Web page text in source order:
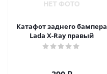
Катафот заднего бампера
Lada X-Ray правый